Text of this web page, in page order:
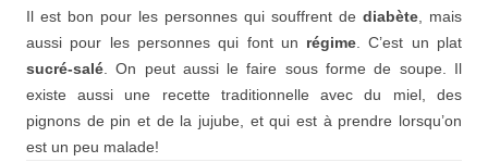
Il est bon pour les personnes qui souffrent de diabète , mais
aussi pour les personnes qui font un régime . C’est un plat
sucré-salé . On peut aussi le faire sous forme de soupe. Il
existe aussi une recette traditionnelle avec du miel, des
pignons de pin et de la jujube, et qui est à prendre lorsqu’on
est un peu malade!